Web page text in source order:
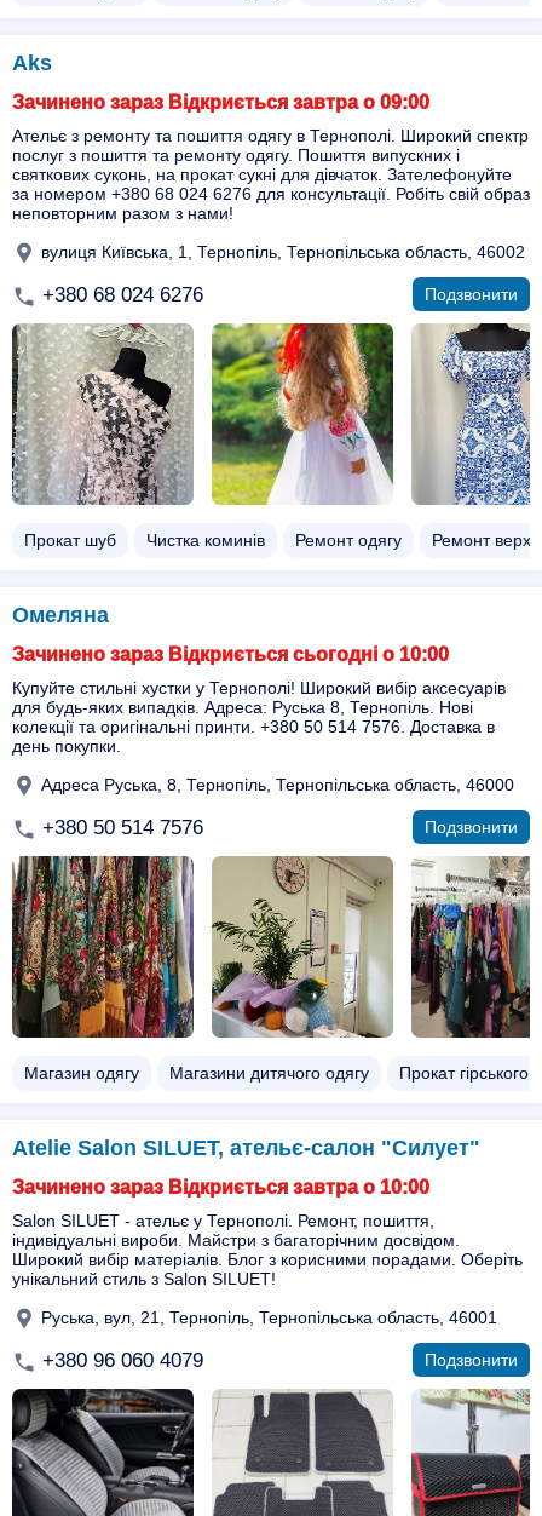
Aks
Зачинено зараз Відкриється завтра о 09:00
Ательє з ремонту та пошиття одягу в Тернополі. Широкий спектр
послуг з пошиття та ремонту одягу. Пошиття випускних і
святкових суконь, на прокат сукні для дівчаток. Зателефонуйте
за номером +380 68 024 6276 для консультації. Робіть свій образ
неповторним разом з нами!
вулиця Київська, 1, Тернопіль, Тернопільська область, 46002
+380 68 024 6276 Подзвонити
Прокат шуб Чистка коминів Ремонт одягу Ремонт
Омеляна
Зачинено зараз Відкриється сьогодні о 10:00
Купуйте стильні хустки у Тернополі! Широкий вибір аксесуарів
для будь-яких випадків. Адреса: Руська 8, Тернопіль. Нові
колекції та оригінальні принти. +380 50 514 7576. Доставка в
день покупки.
Адреса Руська, 8, Тернопіль, Тернопільська область, 46000
+380 50 514 7576 Подзвонити
Магазин одягу Магазини дитячого одягу Прокат гірського
Atelie Salon SILUET, ательє-салон "Силует"
Зачинено зараз Відкриється завтра о 10:00
Salon SILUET - ательє у Тернополі. Ремонт, пошиття,
індивідуальні вироби. Майстри з багаторічним досвідом.
Широкий вибір матеріалів. Блог з корисними порадами. Оберіть
унікальний стиль з Salon SILUET!
Руська, вул, 21, Тернопіль, Тернопільська область, 46001
+380 96 060 4079 Подзвонити